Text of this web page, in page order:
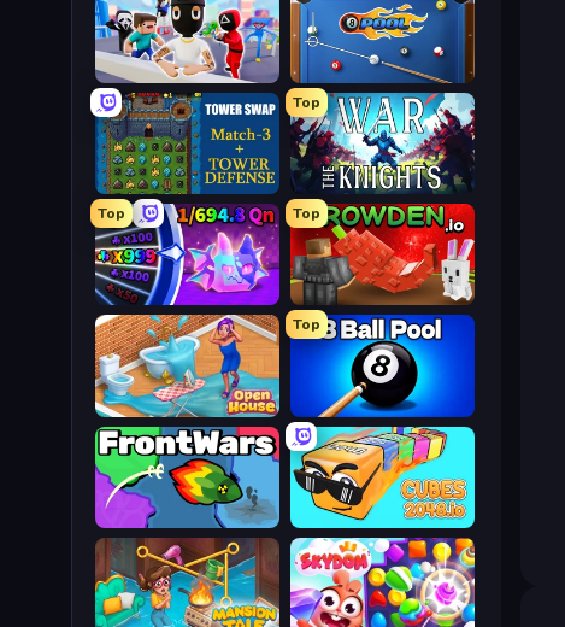
8 Ball Pool
Mr. Dude: Online Multiverse Challenge
Top
War the Knights
Tower Swap
Top
Grow A Garden | Growden.io
Top
Meeland.io
Top
8 Ball Pool Billiards Multiplayer
Open House
Cubes 2048.io
FrontWars.io